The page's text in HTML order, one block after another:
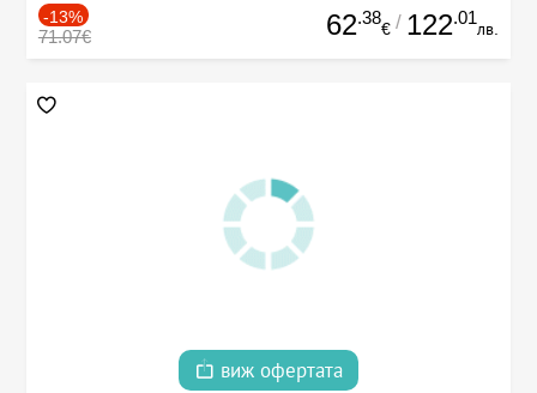
-13%
71.07€ 62.38
€ / 122.01
лв.
виж офертата